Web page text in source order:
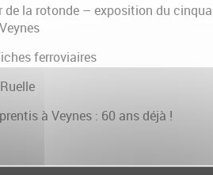
de la rotonde – exposition du
ferroviaires
à Veynes : 60 ans déjà !